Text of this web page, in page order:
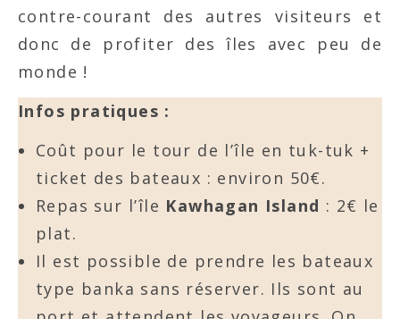
contre-courant des autres visiteurs et
donc de profiter des îles avec peu de
monde !
Infos pratiques :
Coût pour le tour de l’île en tuk-tuk +
ticket des bateaux : environ 50€.
Repas sur l’île Kawhagan Island : 2€ le
plat.
Il est possible de prendre les bateaux
type banka sans réserver. Ils sont au